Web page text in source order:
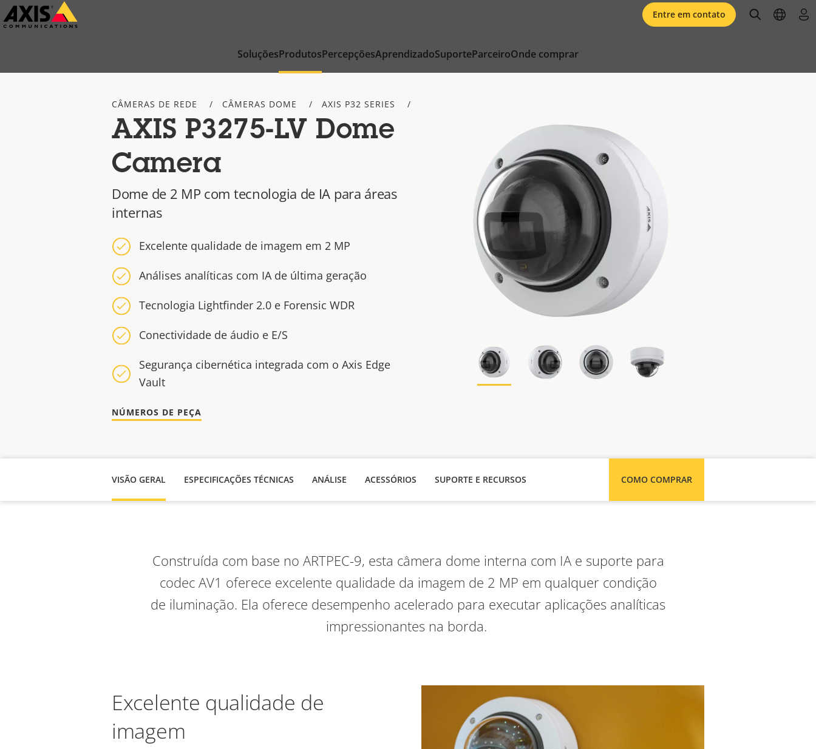
Pular
para
SoluçõesProdutosPercepçõesAprendizadoSuporteParceiroOnde comprar
Entre em contato openopen
CÂMERAS DE REDE CÂMERAS DOME AXIS P32 SERIES
AXIS P3275-LV Dome
Camera
Dome de 2 MP com tecnologia de IA para áreas
internas
Excelente qualidade de imagem em 2 MP
Análises analíticas com IA de última geração
Tecnologia Lightfinder 2.0 e Forensic WDR
Conectividade de áudio e E/S
Segurança cibernética integrada com o Axis Edge
Vault
NÚMEROS DE PEÇA
VISÃO GERAL ESPECIFICAÇÕES TÉCNICAS ANÁLISE ACESSÓRIOS COMO COMPRAR
SUPORTE E RECURSOS
Construída com base no ARTPEC-9, esta câmera dome interna com IA e suporte para
codec AV1 oferece excelente qualidade da imagem de 2 MP em qualquer condição
de iluminação. Ela oferece desempenho acelerado para executar aplicações analíticas
impressionantes na borda.
Excelente qualidade de
imagem